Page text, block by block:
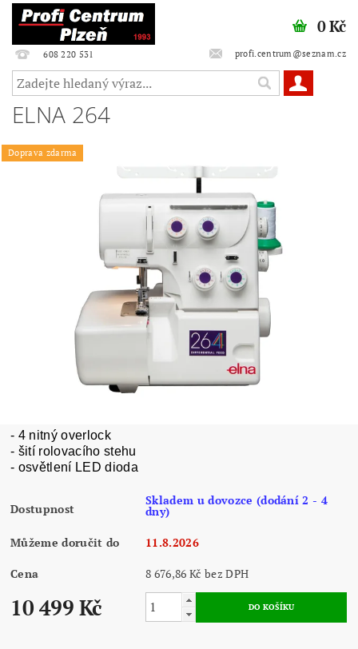
608 220 531 profi.centrum@seznam.cz
0 Kč
ELNA 264
Doprava zdarma
- 4 nitný overlock
- šití rolovacího stehu
- osvětlení LED dioda
Dostupnost
Skladem u dovozce (dodání 2 - 4
dny)
Můžeme doručit do 11.8.2026
Cena 8 676,86 Kč bez DPH
10 499 Kč